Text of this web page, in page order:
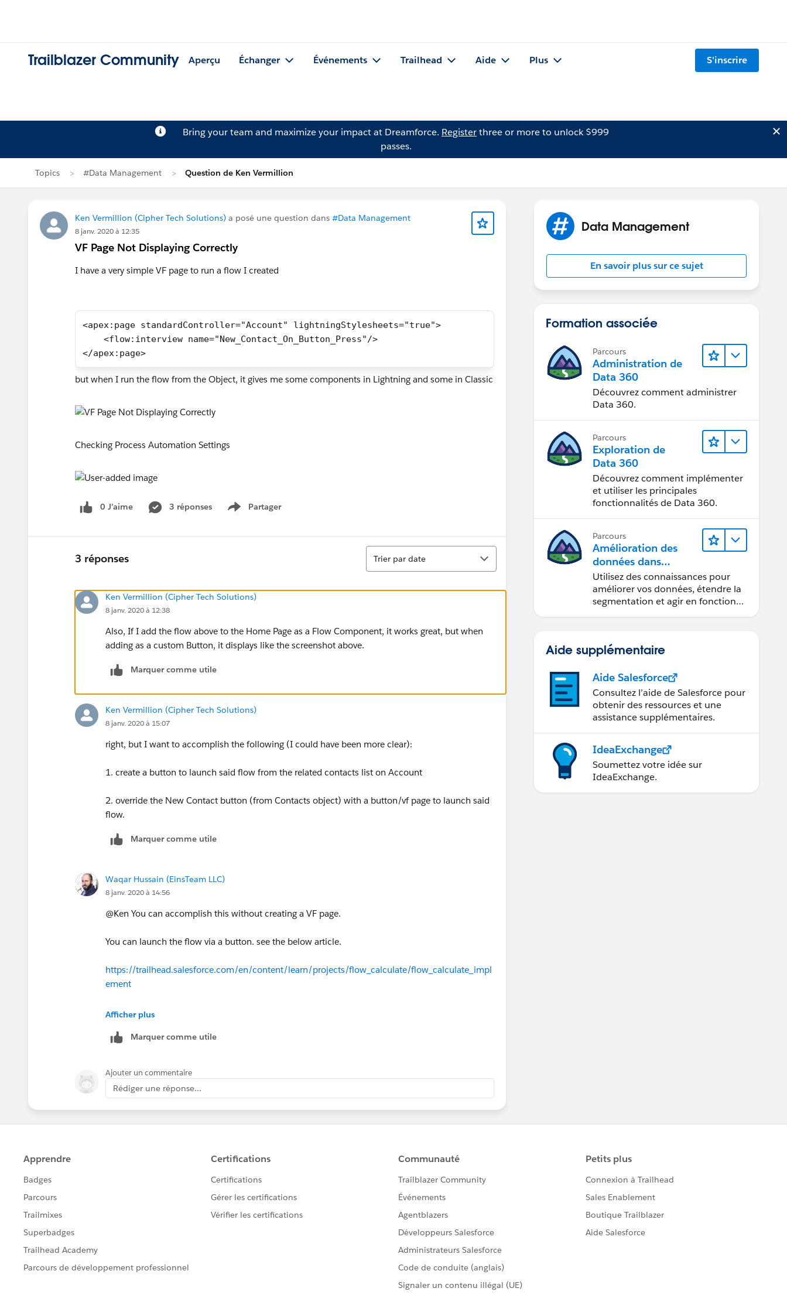
Trailblazer Community Aperçu Échanger Événements Trailhead Aide Plus S'inscrire
Bring your team and maximize your impact at Dreamforce. Registerthree or more to unlock $999
passes.
Topics #Data Management Question de Ken Vermillion
Ken Vermillion (Cipher Tech Solutions) a posé une question dans #Data Management
8 janv. 2020 à 12:35
VF Page Not Displaying Correctly
I have a very simple VF page to run a flow I created
<apex:page standardController="Account" lightningStylesheets="true">
    <flow:interview name="New_Contact_On_Button_Press"/>
</apex:page>
but when I run the flow from the Object, it gives me some components in Lightning and some in Classic
Checking Process Automation Settings
0 J’aime 3 réponses Partager
Show menu
3 réponses
Tri
Trier par date
Ken Vermillion (Cipher Tech Solutions)
8 janv. 2020 à 12:38
Also, If I add the flow above to the Home Page as a Flow Component, it works great, but when
adding as a custom Button, it displays like the screenshot above.
Marquer comme utile
Ken Vermillion (Cipher Tech Solutions)
8 janv. 2020 à 15:07
right, but I want to accomplish the following (I could have been more clear):
1. create a button to launch said flow from the related contacts list on Account
2. override the New Contact button (from Contacts object) with a button/vf page to launch said
flow.
Marquer comme utile
Waqar Hussain (EinsTeam LLC)
8 janv. 2020 à 14:56
@Ken You can accomplish this without creating a VF page.
You can launch the flow via a button. see the below article.
https://trailhead.salesforce.com/en/content/learn/projects/flow_calculate/flow_calculate_impl
ement
If you want to add the flow to the home page, You can directly add to the home page using the
Afficher plus
Marquer comme utile
Ajouter un commentaire
Rédiger une réponse...
Data Management
En savoir plus sur ce sujet
Formation associée
Parcours
Administration de
Data 360
Découvrez comment administrer
Data 360.
Parcours
Exploration de
Data 360
Découvrez comment implémenter
et utiliser les principales
fonctionnalités de Data 360.
Parcours
Amélioration des
données dans
Data 360
Utilisez des connaissances pour
améliorer vos données, étendre la
segmentation et agir en fonction
Aide supplémentaire
Aide Salesforce
Consultez l’aide de Salesforce pour
obtenir des ressources et une
assistance supplémentaires.
IdeaExchange
Soumettez votre idée sur
IdeaExchange.